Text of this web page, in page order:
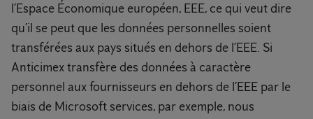
l’Espace Économique européen, EEE, ce qui veut dire
qu’il se peut que les données personnelles soient
transférées aux pays situés en dehors de l’EEE. Si
Anticimex transfère des données à caractère
personnel aux fournisseurs en dehors de l’EEE par le
biais de Microsoft services, par exemple, nous